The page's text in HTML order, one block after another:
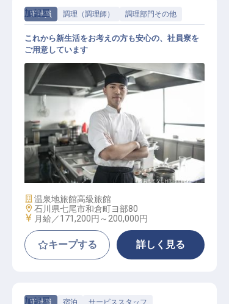
正社員 調理（調理師） 調理部門その他
調理師
加賀屋
これから新生活をお考えの方も安心の、社員寮を
ご用意しています
施設業態
温泉地旅館高級旅館
勤務地
石川県七尾市和倉町ヨ部80
給与
月給／171,200円～ 200,000円
キープする 詳しく見る
正社員 宿泊 サービススタッフ
加賀屋